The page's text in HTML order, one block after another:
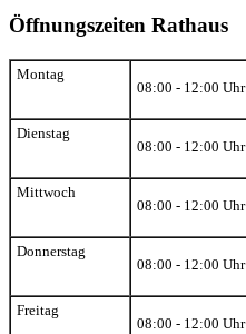
Öffnungszeiten Rathaus
Montag
08:00 - 12:00 Uhr
Dienstag
08:00 - 12:00 Uhr
Mittwoch
08:00 - 12:00 Uhr
Donnerstag
08:00 - 12:00 Uhr
Freitag
08:00 - 12:00 Uhr